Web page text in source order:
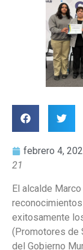
febrero 4,
21
El alcalde
exitosamente
(Promotores de
del Gobierno